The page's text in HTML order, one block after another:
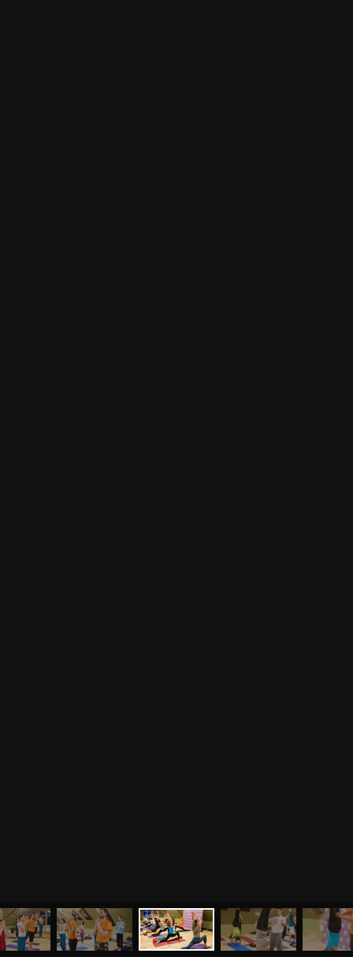
ЙОГА СЕМИНАРЫ МЕНЮ О НАС МАГАЗИН